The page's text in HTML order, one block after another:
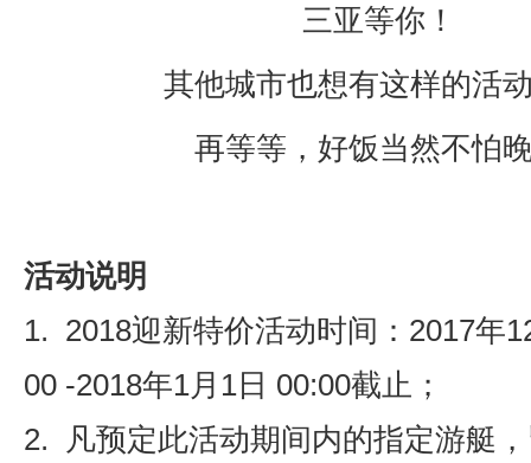
三亚等你！
其他城市也想有这样的活
再等等，好饭当然不怕
活动说明
1. 2018迎新特价活动时间：2017年
00 -2018年1月1日 00:00截止；
2. 凡预定此活动期间内的指定游艇